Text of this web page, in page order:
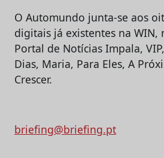
O Automundo junta-se aos
digitais já existentes na WIN,
Portal de Notícias Impala,
Dias, Maria, Para Eles, A
Crescer.
briefing@briefing.pt